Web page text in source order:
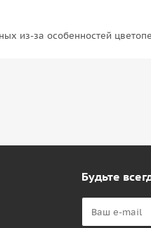
из-за особенностей
Будьте